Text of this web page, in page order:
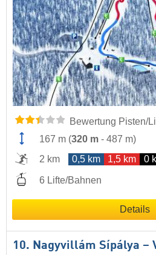
Bewertung Pisten/
167 m (320 m - 487 m)
2 km
0,5 km 1,5 km 0
6 Lifte/Bahnen
Details
10. Nagyvillám Sípálya –